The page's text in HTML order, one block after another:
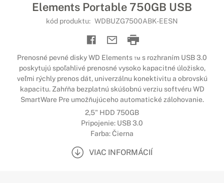
Elements Portable 750GB USB
kód produktu: WDBUZG7500ABK-EESN
Prenosné pevné disky WD Elements ™ s rozhraním USB 3.0
poskytujú spoľahlivé prenosné vysoko kapacitné úložisko,
veľmi rýchly prenos dát, univerzálnu konektivitu a obrovskú
kapacitu. Zahŕňa bezplatnú skúšobnú verziu softvéru WD
SmartWare Pre umožňujúceho automatické zálohovanie.
2,5" HDD 750GB
Pripojenie: USB 3.0
Farba: Čierna
VIAC INFORMÁCIÍ